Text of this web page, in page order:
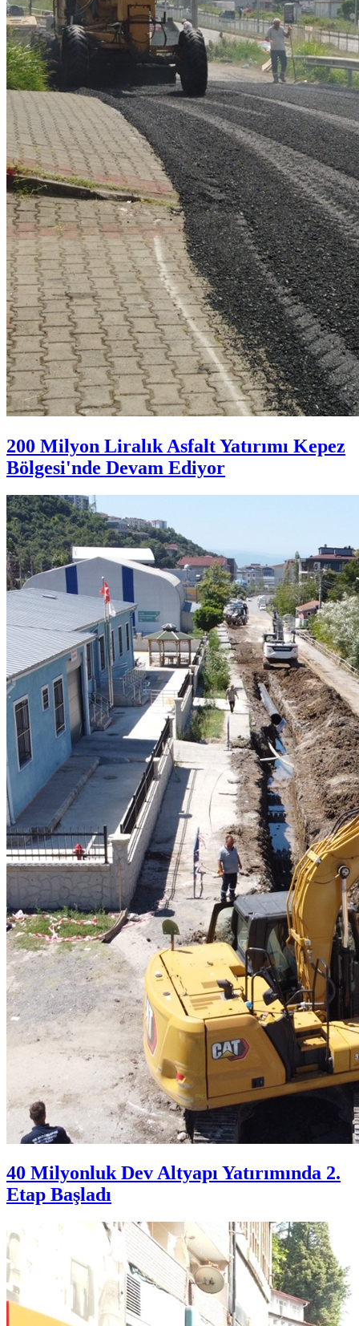
200 Milyon Liralık Asfalt Yatırımı Kepez
Bölgesi'nde Devam Ediyor
40 Milyonluk Dev Altyapı Yatırımında 2.
Etap Başladı